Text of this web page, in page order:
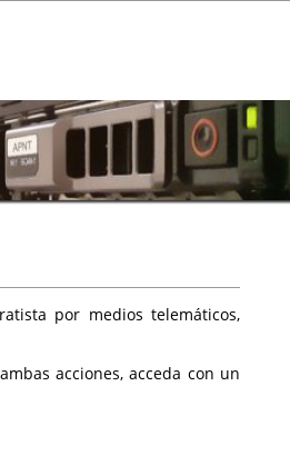
por medios telemáticos,
acciones, acceda con un